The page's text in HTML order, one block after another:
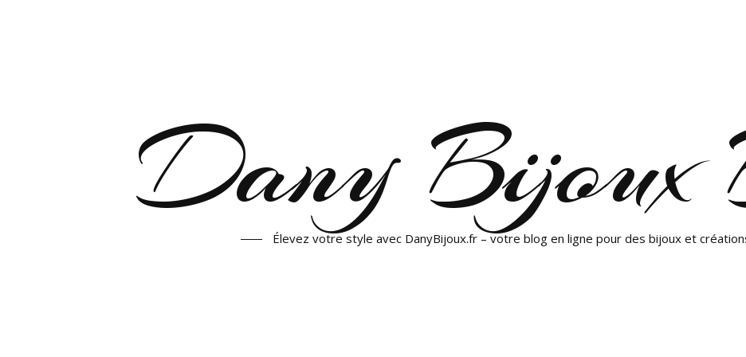
Dany Bijoux
Élevez votre style avec DanyBijoux.fr – votre blog en ligne pour des bijoux et